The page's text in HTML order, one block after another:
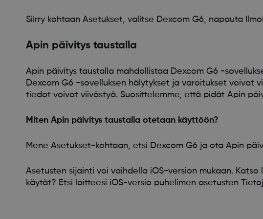
Siirry kohtaan Asetukset, valitse Dexcom G6, napauta
Apin päivitys taustalla
Apin päivitys taustalla mahdollistaa Dexcom G6 -
Dexcom G6 -sovelluksen hälytykset ja varoitukset voivat
tiedot voivat viivästyä. Suosittelemme, että pidät Apin
Miten Apin päivitys taustalla otetaan käyttöön?
Mene Asetukset-kohtaan, etsi Dexcom G6 ja ota Apin
Asetusten sijainti voi vaihdella iOS-version mukaan.
käytät? Etsi laitteesi iOS-versio puhelimen asetusten